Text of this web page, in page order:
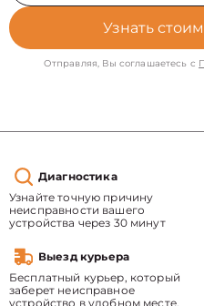
Узнать
Отправляя, Вы соглашаетесь с
Диагностика
Узнайте точную причину
неисправности вашего
устройства через 30 минут
Выезд курьера
Бесплатный курьер, который
заберет неисправное
устройство в удобном месте.